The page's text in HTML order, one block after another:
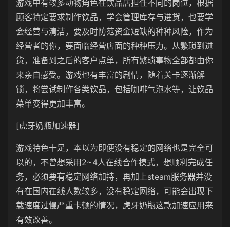
游戏中有较多动物角色在饮品店担任不同的岗位，根据
顾客特定要求制作饮品，学会管理库存与进货，也要学
会经营与清洁，要及时防范资金短缺的种种风险，作为
经营者的你，要面临经营店面的种种压力。从繁琐到进
货，准备到之后的客户点单，所有繁琐事物全部都由你
来亲自感受。游戏也有丰富的剧情，随着关卡逐渐解
锁，将尝试制作各类饮品，包括咖啡气泡水等，让饮品
菜单变得更加丰富。
[虎牙奶瓶加速器]
游戏特色十足，本以为即便没有稳定的网络也是完全可
以的，不曾想采用2~4人在线合作模式，想顺利完成任
务，必须要有稳定网络加持，再加上steam服务器并没
有在国内在线人数较多，没有稳定网络，可能会出现下
载速度过慢严重卡顿的情况，虎牙奶瓶这款加速应用来
有效改善。